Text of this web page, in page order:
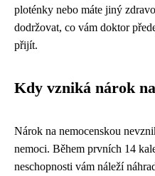
ploténky nebo máte jiný
dodržovat, co vám doktor
přijít.
Kdy vzniká nárok
Nárok na nemocenskou
nemoci. Během prvních 14
neschopnosti vám náleží